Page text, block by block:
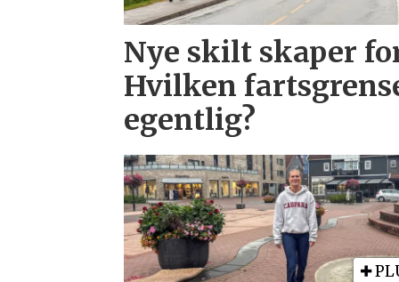
Nye skilt skaper
Hvilken
egentlig?